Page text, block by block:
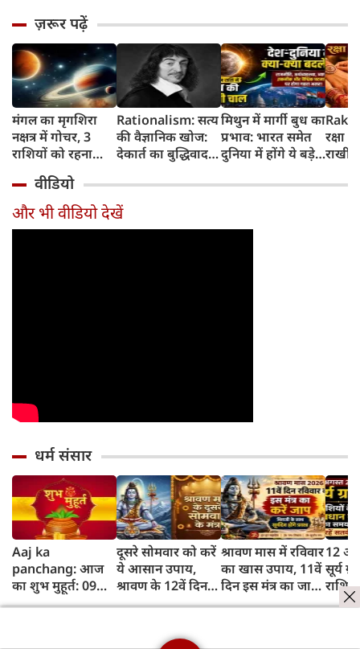
ज़रूर पढ़ें
मंगल का मृगशिरा
नक्षत्र में गोचर, 3
राशियों को रहना
सावधान
Rationalism: सत्य
की वैज्ञानिक खोज:
देकार्त का बुद्धिवाद
का जन्म
मिथुन में मार्गी बुध का
प्रभाव: भारत समेत
दुनिया में होंगे ये बड़े
रक्षा
राखी
वीडियो
और भी वीडियो देखें
धर्म संसार
Aaj ka
panchang: आज
का शुभ मुहूर्त: 09
अगस्‍त 2026: रविवार
दूसरे सोमवार को करें
ये आसान उपाय,
श्रावण के 12वें दिन
इस मंत्र से प्रसन्न होंगे
श्रावण मास में रविवार
का खास उपाय, 11वें
दिन इस मंत्र का जाप
करने से प्रसन्न होंगे
12
सूर्य
सकती